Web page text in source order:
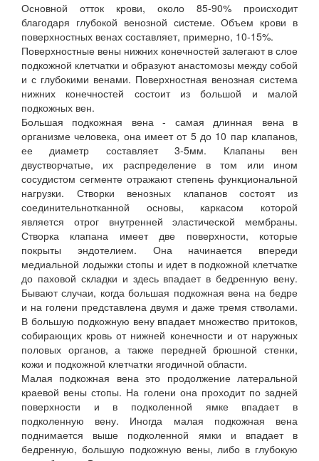
Основной отток крови, около 85-90% происходит
благодаря глубокой венозной системе. Объем крови в
поверхностных венах составляет, примерно, 10-15%.
Поверхностные вены нижних конечностей залегают в слое
подкожной клетчатки и образуют анастомозы между собой
и с глубокими венами. Поверхностная венозная система
нижних конечностей состоит из большой и малой
подкожных вен.
Большая подкожная вена - самая длинная вена в
организме человека, она имеет от 5 до 10 пар клапанов,
ее диаметр составляет 3-5мм. Клапаны вен
двустворчатые, их распределение в том или ином
сосудистом сегменте отражают степень функциональной
нагрузки. Створки венозных клапанов состоят из
соединительнотканной основы, каркасом которой
является отрог внутренней эластической мембраны.
Створка клапана имеет две поверхности, которые
покрыты эндотелием. Она начинается впереди
медиальной лодыжки стопы и идет в подкожной клетчатке
до паховой складки и здесь впадает в бедренную вену.
Бывают случаи, когда большая подкожная вена на бедре
и на голени представлена двумя и даже тремя стволами.
В большую подкожную вену впадает множество притоков,
собирающих кровь от нижней конечности и от наружных
половых органов, а также передней брюшной стенки,
кожи и подкожной клетчатки ягодичной области.
Малая подкожная вена это продолжение латеральной
краевой вены стопы. На голени она проходит по задней
поверхности и в подколенной ямке впадает в
подколенную вену. Иногда малая подкожная вена
поднимается выше подколенной ямки и впадает в
бедренную, большую подкожную вены, либо в глубокую